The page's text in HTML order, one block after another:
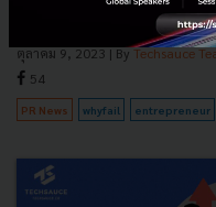
งาน WHYFAIL #งานที่ล้มเหล
ตุลาคม 9, 2023| ByTechsauce
54
PR News whyfail entrepreneur